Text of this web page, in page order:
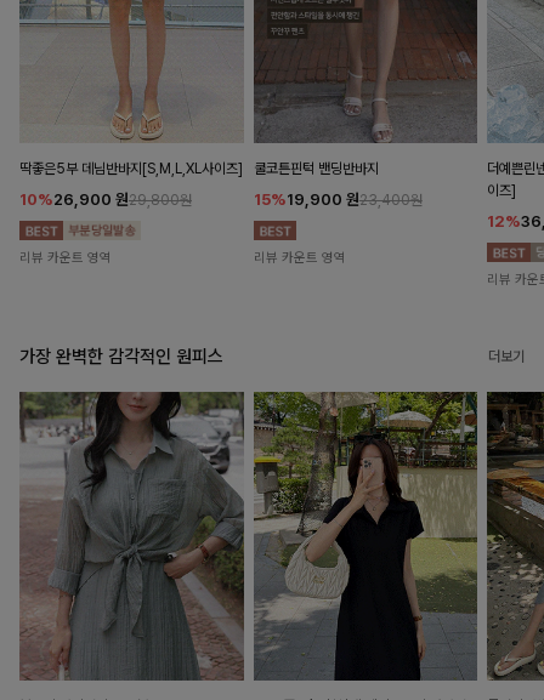
딱좋은5부 데님반바지[S,M,L,XL사이즈]
10%26,900 원29,800원
리뷰 카운트 영역
쿨코튼핀턱 밴딩반바지
15%19,900 원23,400원
리뷰 카운트 영역
더예쁜린
이즈]
12%
리뷰 카운
가장 완벽한 감각적인 원피스 더보기